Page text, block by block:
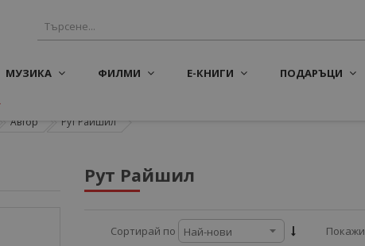
МУЗИКА ФИЛМИ Е-КНИГИ ПОДАРЪЦИ
Автор Рут Райшил
Рут Райшил
Сортирай по Покажи